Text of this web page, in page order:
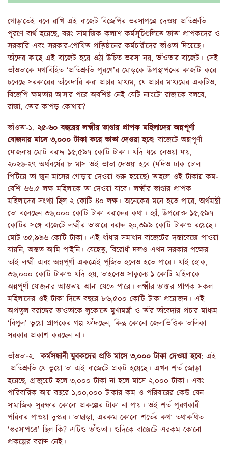
গোড়াতেই বলে রাখি এই বাজেট বিজেপির ভরসাপত্রে দেওয়া প্রতিশ্রুতি
পূরণে ব্যর্থ হয়েছে, বরং সামাজিক কল্যাণ কর্মসূচিগুলিতে ভাতা প্রাপকদের ও
সরকারি এবং সরকার-পোষিত প্রতি়ষ্ঠানের কর্মচারীদের ভাঁওতা দিয়েছে।
তাঁদের কাছে এই বাজেট হয়ে ওঠা উচিত ভরসা নয়, ভাঁওতার বাজেট। সেই
ভাঁওতাকে যথাবিহিত ‘প্রতিশ্রুতি পূরণে’র মোড়কে উপস্থাপনের কাজটি করে
চলেছে সরকারের তাঁবেদারি করা প্রচার মাধ্যম, যে প্রচার মাধ্যমের একটিও,
বিজেপি ক্ষমতায় আসার পরে অবশিষ্ট নেই যেটি ন্যাংটো রাজাকে বলবে,
রাজা, তোর কাপড় কোথায়?
ভাঁওতা-১. ২৫-৬০ বছরের লক্ষ্মীর ভাণ্ডার প্রাপক মহিলাদের অন্নপূর্ণা
যোজনায় মাসে ৩,০০০ টাকা করে ভাতা দেওয়া হবে: বাজেটে অন্নপূর্ণা
যোজনায় মোট বরাদ্দ ১৫,৫৯৭ কোটি টাকা। যদি ধরে নেওয়া যায়,
২০২৬-২৭ অর্থবর্ষের ৮ মাস ওই ভাতা দেওয়া হবে (যদিও ঢাক ঢোল
পিটিয়ে তা জুন মাসের গোড়ায় দেওয়া শুরু হয়েছে) তাহলে ওই টাকায় কম-
বেশি ৬৬.৫ লক্ষ মহিলাকে তা দেওয়া যাবে। লক্ষ্মীর ভাণ্ডার প্রাপক
মহিলাদের সংখ্যা ছিল ২ কোটি ৪০ লক্ষ। অনেকের মনে হতে পারে, অর্থমন্ত্রী
তো বলেছেন ৩৬,০০০ কোটি টাকা বরাদ্দের কথা। হ্যাঁ, উপরোক্ত ১৫,৫৯৭
কোটির সঙ্গে বাজেটে লক্ষ্মীর ভাণ্ডারে বরাদ্দ ২০,৩৯৯ কোটি টাকাও রয়েছে।
মোট ৩৫,৯৯৬ কোটি টাকা। এই ধাঁধার সমাধান বাজেটের দস্তাবেজে পাওয়া
যায়নি, অন্তত আমি পাইনি। যেহেতু, বিরোধী দলও এখন সরকার পক্ষের
তাই লক্ষ্মী এবং অন্নপূর্ণা একত্রেই পূজিত হলেও হতে পারে। যাই হোক,
৩৬,০০০ কোটি টাকাও যদি হয়, তাহলেও সাকুল্যে ১ কোটি মহিলাকে
অন্নপূর্ণা যোজনার আওতায় আনা যেতে পারে। লক্ষ্মীর ভাণ্ডার প্রাপক সকল
মহিলাদের ওই টাকা দিতে বছরে ৮৬,৫০০ কোটি টাকা প্রয়োজন। এই
অপ্রতুল বরাদ্দের ভাওতাকে লুকোতে মুখ্যমন্ত্রী ও তাঁর তাঁবেদার প্রচার মাধ্যম
‘বিপুল’ ভুয়ো প্রাপকের গল্প ফাঁদছেন, কিন্তু কোনো জেলাভিত্তিক তালিকা
সরকার প্রকাশ করছেন না।
ভাঁওতা-২.কর্মসন্ধানী যুবকদের প্রতি মাসে ৩,০০০ টাকা দেওয়া হবে: এই
প্রতিশ্রুতি যে ভুয়ো তা এই বাজেটে প্রকট হয়েছে। এখন শর্ত জোড়া
হয়েছে, গ্রাজুয়েট হলে ৩,০০০ টাকা না হলে মাসে ২,০০০ টাকা। এবং
পারিবারিক আয় বছরে ১,০০,০০০ টাকার কম ও পরিবারের কেউ যেন
সামাজিক সুরক্ষার কোনো প্রকল্পের টাকা না পায়। ওই শর্ত পূরণকারী
পরিবার পাওয়া দুস্কর। তাছাড়া, এরকম কোনো শর্তের কথা তথাকথিত
‘ভরসাপত্রে’ ছিল কি? এটিও ভাঁওতা। ওদিকে বাজেটে এরকম কোনো
প্রকল্পের বরাদ্দ নেই।